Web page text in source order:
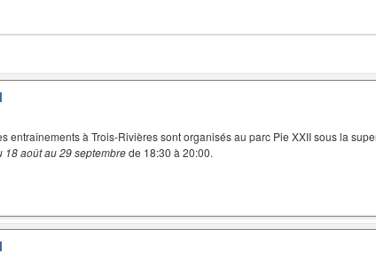
entraînements à Trois-Rivières sont organisés au parc Pie XXII sous la
18 août au 29 septembrede 18:30 à 20:00.